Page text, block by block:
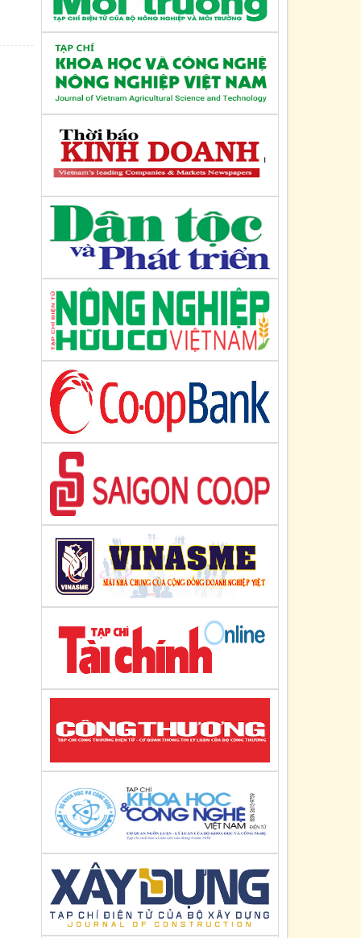
Về việc thực hiện các khuyến nghị của
Liên minh HTX Việt Nam tại Văn bản số
273/BCH-BKTr ngày...
Quyết định số: 3018/QĐ-UBND
Ngày : 17/10/2022
Về việc phê duyệt Điều lệ (sửa đổi, bổ
sung) LMHTX tỉnh Quảng Ninh